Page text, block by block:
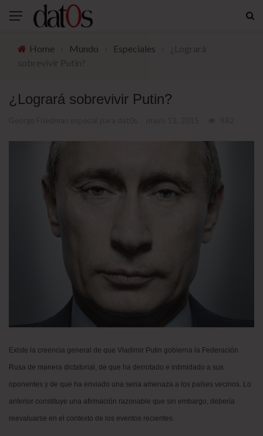
Home Mundo Especiales
¿Logrará sobrevivir Putin?
Existe la creencia general de que Vladimir Putin gobierna la Federación
Rusa de manera dictatorial, de que ha derrotado e intimidado a sus
oponentes y de que ha enviado una seria amenaza a los países vecinos. Lo
anterior constituye una afirmación razonable que sin embargo, debería
reevaluarse en el contexto de los eventos recientes.